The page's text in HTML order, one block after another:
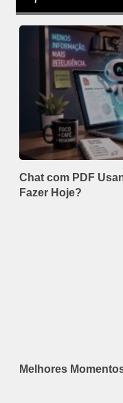
Chat com PDF
Fazer Hoje?
Melhores